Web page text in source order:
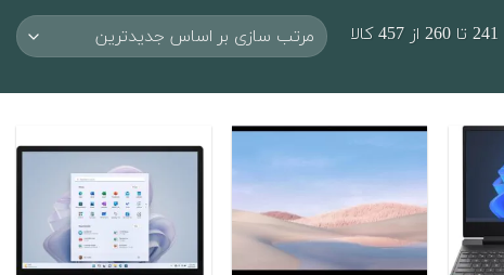
Sorted
latest